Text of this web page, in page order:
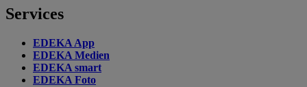
Services
EDEKA App
EDEKA Medien
EDEKA smart
EDEKA Foto